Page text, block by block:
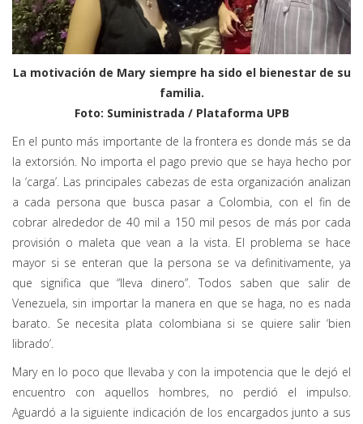
La motivación de Mary siempre ha sido el bienestar de su
familia.
Foto: Suministrada / Plataforma UPB
En el punto más importante de la frontera es donde más se da
la extorsión. No importa el pago previo que se haya hecho por
la ‘carga’. Las principales cabezas de esta organización analizan
a cada persona que busca pasar a Colombia, con el fin de
cobrar alrededor de 40 mil a 150 mil pesos de más por cada
provisión o maleta que vean a la vista. El problema se hace
mayor si se enteran que la persona se va definitivamente, ya
que significa que “lleva dinero”. Todos saben que salir de
Venezuela, sin importar la manera en que se haga, no es nada
barato. Se necesita plata colombiana si se quiere salir ‘bien
librado’.
Mary en lo poco que llevaba y con la impotencia que le dejó el
encuentro con aquellos hombres, no perdió el impulso.
Aguardó a la siguiente indicación de los encargados junto a sus